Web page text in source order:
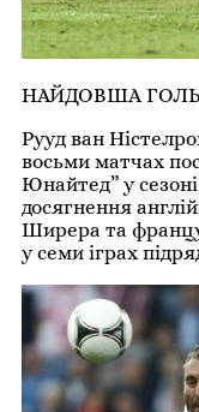
НАЙДОВША
Рууд ван
восьми матчах
Юнайтед” у
досягнення
Ширера та
у семи іграх